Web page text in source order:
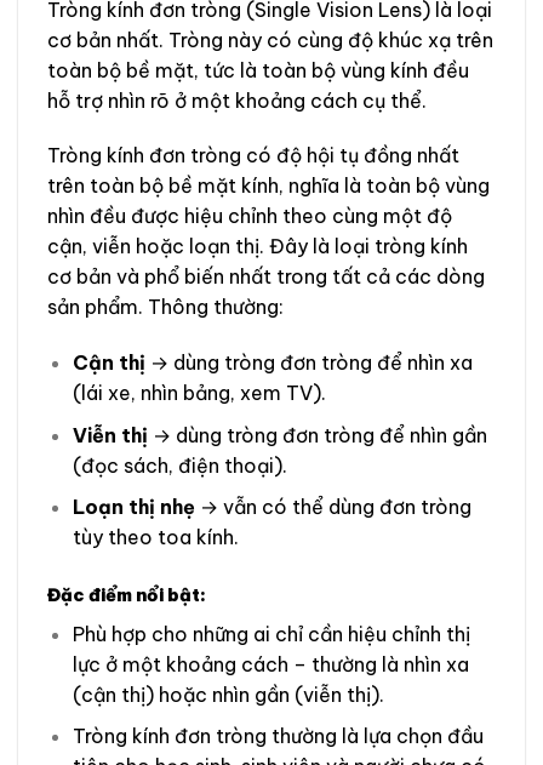
Tròng kính đơn tròng (Single Vision Lens) là loại
cơ bản nhất. Tròng này có cùng độ khúc xạ trên
toàn bộ bề mặt, tức là toàn bộ vùng kính đều
hỗ trợ nhìn rõ ở một khoảng cách cụ thể.
Tròng kính đơn tròng có độ hội tụ đồng nhất
trên toàn bộ bề mặt kính, nghĩa là toàn bộ vùng
nhìn đều được hiệu chỉnh theo cùng một độ
cận, viễn hoặc loạn thị. Đây là loại tròng kính
cơ bản và phổ biến nhất trong tất cả các dòng
sản phẩm. Thông thường:
Cận thị → dùng tròng đơn tròng để nhìn xa
(lái xe, nhìn bảng, xem TV).
Viễn thị → dùng tròng đơn tròng để nhìn gần
(đọc sách, điện thoại).
Loạn thị nhẹ → vẫn có thể dùng đơn tròng
tùy theo toa kính.
Đặc điểm nổi bật:
Phù hợp cho những ai chỉ cần hiệu chỉnh thị
lực ở một khoảng cách – thường là nhìn xa
(cận thị) hoặc nhìn gần (viễn thị).
Tròng kính đơn tròng thường là lựa chọn đầu